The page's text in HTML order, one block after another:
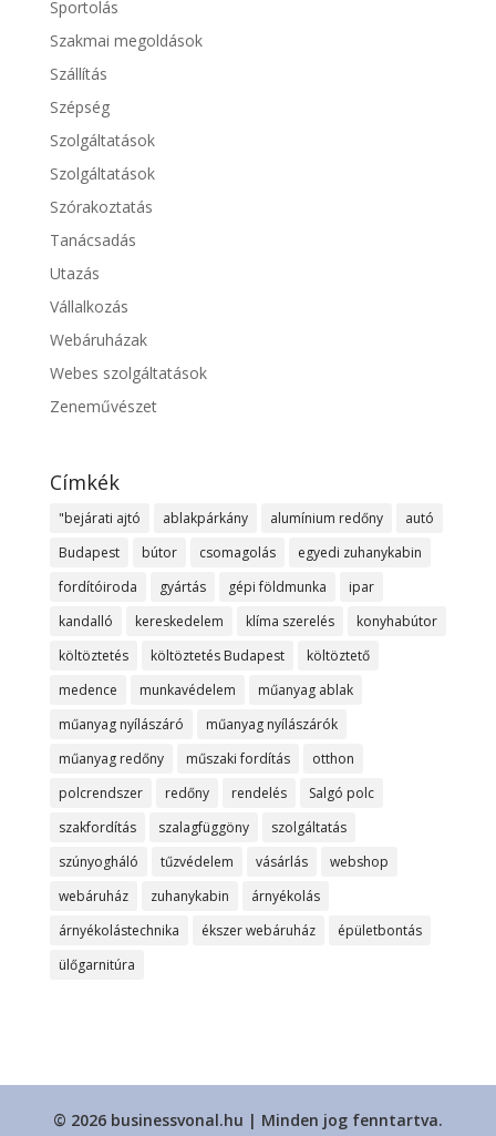
Sportolás
Szakmai megoldások
Szállítás
Szépség
Szolgáltatások
Szolgáltatások
Szórakoztatás
Tanácsadás
Utazás
Vállalkozás
Webáruházak
Webes szolgáltatások
Zeneművészet
Címkék
"bejárati ajtó ablakpárkány alumínium redőny
autó
Budapest
bútor csomagolás
egyedi zuhanykabin
fordítóiroda
gyártás gépi földmunka
ipar
kandalló
kereskedelem klíma szerelés
konyhabútor
költöztetés
költöztetés Budapest
költöztető
medence
munkavédelem
műanyag ablak
műanyag nyílászáró
műanyag nyílászárók
műanyag redőny
műszaki fordítás
otthon
polcrendszer
redőny rendelés
Salgó polc
szakfordítás
szalagfüggöny
szolgáltatás
szúnyogháló
tűzvédelem vásárlás
webshop
webáruház
zuhanykabin
árnyékolás
árnyékolástechnika
ékszer webáruház
épületbontás
ülőgarnitúra
© 2026 businessvonal.hu | Minden jog fenntartva.